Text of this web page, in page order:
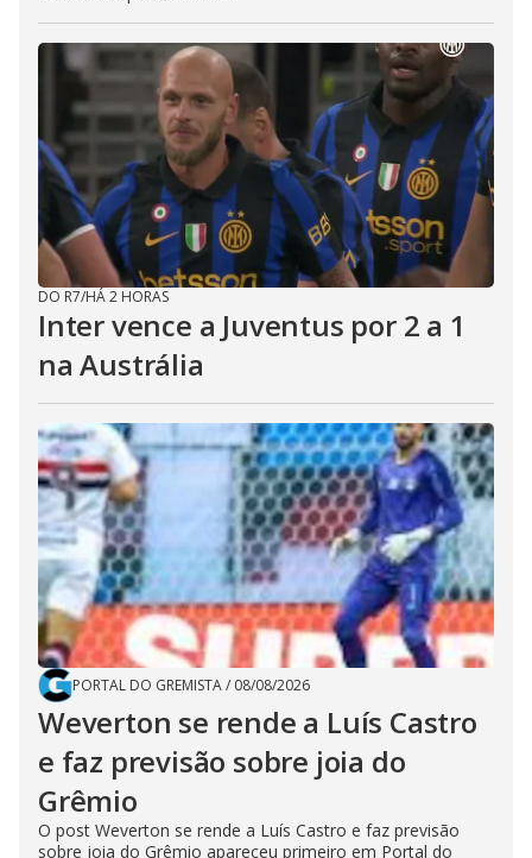
DO R7/HÁ 2 HORAS
Inter vence a Juventus por 2 a 1
na Austrália
PORTAL DO GREMISTA/ 08/08/2026
Weverton se rende a Luís Castro
e faz previsão sobre joia do
Grêmio
O post Weverton se rende a Luís Castro e faz previsão
sobre joia do Grêmio apareceu primeiro em Portal do